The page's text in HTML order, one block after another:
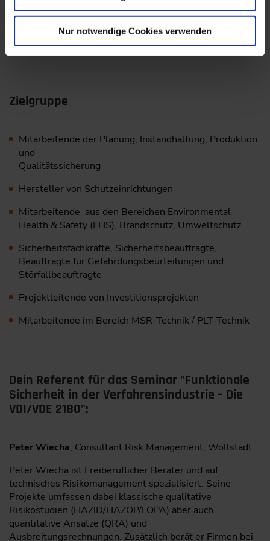
Nur notwendige Cookies verwenden
konkreten Übungen und Praxisbeispielen an. Darüber
hinaus arbeitest du im Team zusammen und profitierst
von dem Erfahrungsaustausch.
Zielgruppe
Mitarbeitende der Planung, Instandhaltung, Produktion
und
Qualitätssicherung
Hersteller von Schutzeinrichtungen
Mitarbeitende aus den Bereichen Environmental
Health & Safety (EHS), Brandschutz, Umweltschutz
Sicherheitsfachkräfte, Sicherheitsbeauftragte,
Beauftragte für Gefährdungsbeurteilungen und
Störfallbeauftragte
Projektleitende von Investitionsprojekten
Mitarbeitende im Bereich MSR-Technik / PLT-Technik
Dein Referent für das Seminar "Funktionale
Sicherheit in der Verfahrensindustrie – Die
VDI/VDE 2180":
Peter Wiecha, Consultant Risk Management, Wöllstadt
Peter Wiecha ist Freiberuflicher Berater und auf
technisches Risikomanagement spezialisiert. Seine
Projekte umfassen dabei klassische qualitative
Risikostudien (HAZID/HAZOP/LOPA) aber auch
quantitative Ansätze (QRA) und
Ausbreitungsrechnungen. Zusätzlich berät er Firmen bei